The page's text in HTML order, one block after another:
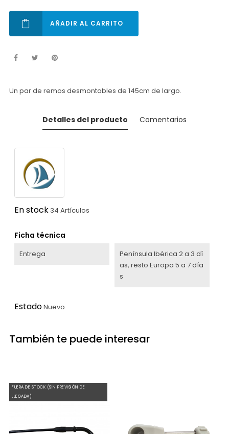
AÑADIR AL CARRITO
Un par de remos desmontables de 145cm de largo.
Detalles del producto Comentarios
En stock 34 Artículos
Ficha técnica
Entrega
Península Ibérica 2 a 3 dí
as, resto Europa 5 a 7 día
s
EstadoNuevo
También te puede interesar
FUERA DE STOCK (SIN PREVISIÓN DE
LLEGADA)